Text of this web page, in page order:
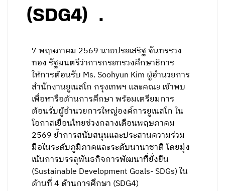
(SDG4) .
7 พฤษภาคม 2569 นายประเสริฐ จันทรรวง
ทอง รัฐมนตรีว่าการกระทรวงศึกษาธิการ
ให้การต้อนรับ Ms. Soohyun Kim ผู้อำนวยการ
สำนักงานยูเนสโก กรุงเทพฯ และคณะ เข้าพบ
เพื่อหารือด้านการศึกษา พร้อมเตรียมการ
ต้อนรับผู้อำนวยการใหญ่องค์การยูเนสโก ใน
โอกาสเยือนไทยช่วงกลางเดือนพฤษภาคม
2569 ย้ำการสนับสนุนและประสานความร่วม
มือในระดับภูมิภาคและระดับนานาชาติ โดยมุ่ง
เน้นการบรรลุพันธกิจการพัฒนาที่ยั่งยืน
(Sustainable Development Goals- SDGs) ใน
ด้านที่ 4 ด้านการศึกษา (SDG4)